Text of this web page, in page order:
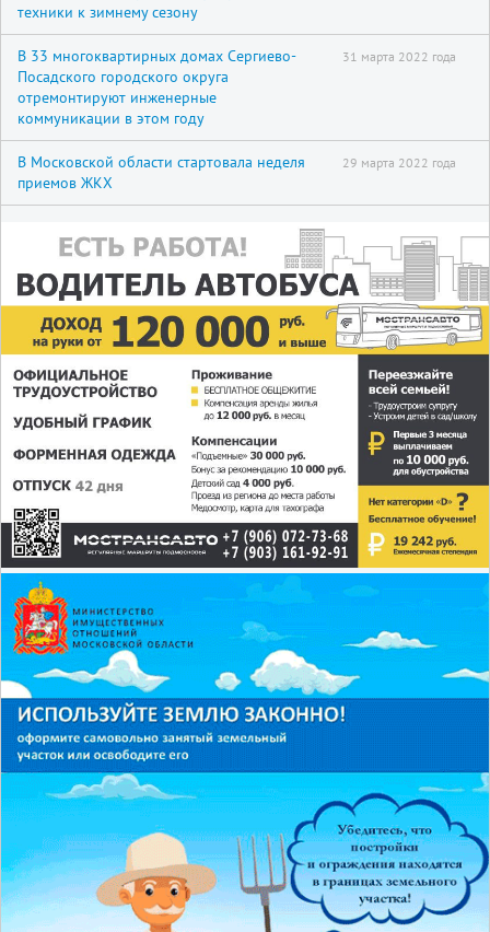
техники к зимнему сезону
В 33 многоквартирных домах Сергиево-
Посадского городского округа
отремонтируют инженерные
коммуникации в этом году
31 марта 2022 года
В Московской области стартовала неделя
приемов ЖКХ
29 марта 2022 года